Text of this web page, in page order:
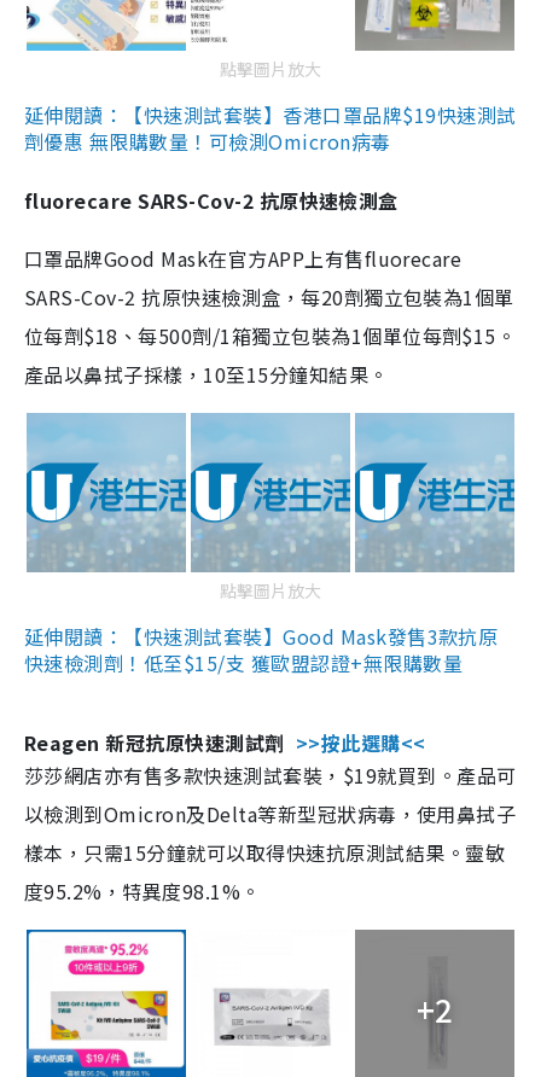
點擊圖片放大
延伸閱讀：【快速測試套裝】香港口罩品牌$19快速測試
劑優惠 無限購數量！可檢測Omicron病毒
fluorecare SARS-Cov-2 抗原快速檢測盒
口罩品牌Good Mask在官方APP上有售fluorecare
SARS-Cov-2 抗原快速檢測盒，每20劑獨立包裝為1個單
位每劑$18、每500劑/1箱獨立包裝為1個單位每劑$15。
產品以鼻拭子採樣，10至15分鐘知結果。
點擊圖片放大
延伸閱讀：【快速測試套裝】Good Mask發售3款抗原
快速檢測劑！低至$15/支 獲歐盟認證+無限購數量
Reagen 新冠抗原快速測試劑 >>按此選購<<
莎莎網店亦有售多款快速測試套裝，$19就買到。產品可
以檢測到Omicron及Delta等新型冠狀病毒，使用鼻拭子
樣本，只需15分鐘就可以取得快速抗原測試結果。靈敏
度95.2%，特異度98.1%。
+2